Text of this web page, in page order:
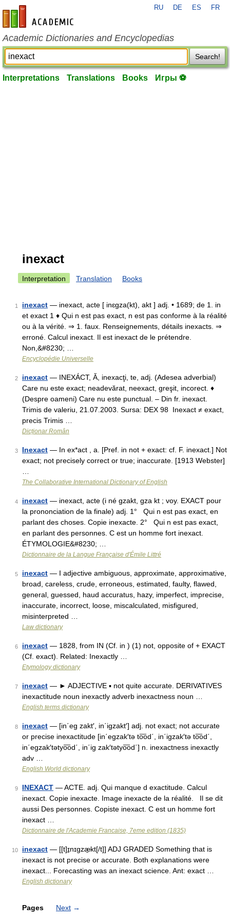
en-academic.com
RU DE ES FR
Academic Dictionaries and Encyclopedias
Search!
Interpretations Translations Books Игры ⚽
inexact
Interpretation Translation Books
1 inexact — inexact, acte [ inɛgza(kt), akt ] adj. • 1689; de 1. in
et exact 1 ♦ Qui n est pas exact, n est pas conforme à la réalité
ou à la vérité. ⇒ 1. faux. Renseignements, détails inexacts. ⇒
erroné. Calcul inexact. Il est inexact de le prétendre.
Non,&#8230; …
Encyclopédie Universelle
2 inexact — INEXÁCT, Ă, inexacţi, te, adj. (Adesea adverbial)
Care nu este exact; neadevărat, neexact, greşit, incorect. ♦
(Despre oameni) Care nu este punctual. – Din fr. inexact.
Trimis de valeriu, 21.07.2003. Sursa: DEX 98 Inexact ≠ exact,
precis Trimis …
Dicționar Român
3 Inexact — In ex*act , a. [Pref. in not + exact: cf. F. inexact.] Not
exact; not precisely correct or true; inaccurate. [1913 Webster]
The Collaborative International Dictionary of English
4 inexact — inexact, acte (i né gzakt, gza kt ; voy. EXACT pour
la prononciation de la finale) adj. 1° Qui n est pas exact, en
parlant des choses. Copie inexacte. 2° Qui n est pas exact,
en parlant des personnes. C est un homme fort inexact.
ÉTYMOLOGIE&#8230; …
Dictionnaire de la Langue Française d'Émile Littré
5 inexact — I adjective ambiguous, approximate, approximative,
broad, careless, crude, erroneous, estimated, faulty, flawed,
general, guessed, haud accuratus, hazy, imperfect, imprecise,
inaccurate, incorrect, loose, miscalculated, misfigured,
misinterpreted …
Law dictionary
6 inexact — 1828, from IN (Cf. in ) (1) not, opposite of + EXACT
(Cf. exact). Related: Inexactly …
Etymology dictionary
7 inexact — ► ADJECTIVE ▪ not quite accurate. DERIVATIVES
inexactitude noun inexactly adverb inexactness noun …
English terms dictionary
8 inexact — [in΄eg zakt′, in΄igzakt′] adj. not exact; not accurate
or precise inexactitude [in΄egzak′tə to͞od΄, in΄igzak′tə to͞od΄,
in΄egzak′tətyo͞od΄, in΄ig zak′tətyo͞od΄] n. inexactness inexactly
adv …
English World dictionary
9 INEXACT — ACTE. adj. Qui manque d exactitude. Calcul
inexact. Copie inexacte. Image inexacte de la réalité. Il se dit
aussi Des personnes. Copiste inexact. C est un homme fort
inexact …
Dictionnaire de l'Academie Francaise, 7eme edition (1835)
10 inexact — [[t]ɪ̱nɪgzæ̱kt[/t]] ADJ GRADED Something that is
inexact is not precise or accurate. Both explanations were
inexact... Forecasting was an inexact science. Ant: exact …
English dictionary
Pages Next →